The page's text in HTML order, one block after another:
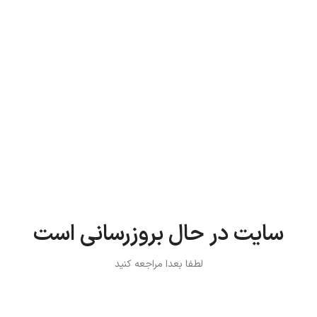
سایت در حال بروزرسانی است
لطفا بعدا مراجعه کنید